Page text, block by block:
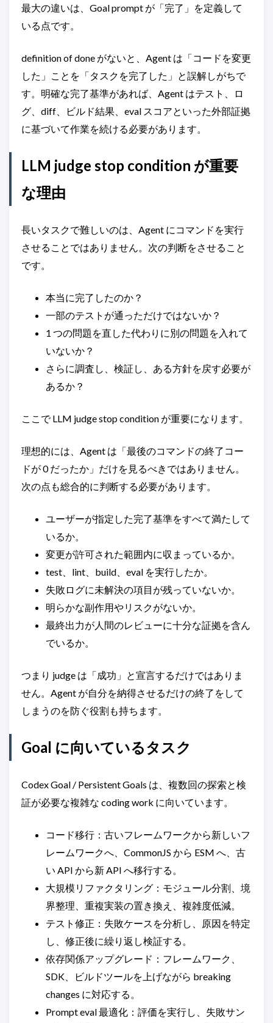
最大の違いは、Goal prompt が「完了」を定義して
いる点です。
definition of done がないと、Agent は「コードを変更
した」ことを「タスクを完了した」と誤解しがちで
す。明確な完了基準があれば、Agent はテスト、ロ
グ、diff、ビルド結果、eval スコアといった外部証拠
に基づいて作業を続ける必要があります。
LLM judge stop condition が重要
な理由
長いタスクで難しいのは、Agent にコマンドを実行
させることではありません。次の判断をさせること
です。
本当に完了したのか？
一部のテストが通っただけではないか？
1 つの問題を直した代わりに別の問題を入れて
いないか？
さらに調査し、検証し、ある方針を戻す必要が
あるか？
ここで LLM judge stop condition が重要になります。
理想的には、Agent は「最後のコマンドの終了コー
ドが 0 だったか」だけを見るべきではありません。
次の点も総合的に判断する必要があります。
ユーザーが指定した完了基準をすべて満たして
いるか。
変更が許可された範囲内に収まっているか。
test、lint、build、eval を実行したか。
失敗ログに未解決の項目が残っていないか。
明らかな副作用やリスクがないか。
最終出力が人間のレビューに十分な証拠を含ん
でいるか。
つまり judge は「成功」と宣言するだけではありま
せん。Agent が自分を納得させるだけの終了をして
しまうのを防ぐ役割も持ちます。
Goal に向いているタスク
Codex Goal / Persistent Goals は、複数回の探索と検
証が必要な複雑な coding work に向いています。
コード移行：古いフレームワークから新しいフ
レームワークへ、CommonJS から ESM へ、古
い API から新 API へ移行する。
大規模リファクタリング：モジュール分割、境
界整理、重複実装の置き換え、複雑度低減。
テスト修正：失敗ケースを分析し、原因を特定
し、修正後に繰り返し検証する。
依存関係アップグレード：フレームワーク、
SDK、ビルドツールを上げながら breaking
changes に対応する。
Prompt eval 最適化：評価を実行し、失敗サン